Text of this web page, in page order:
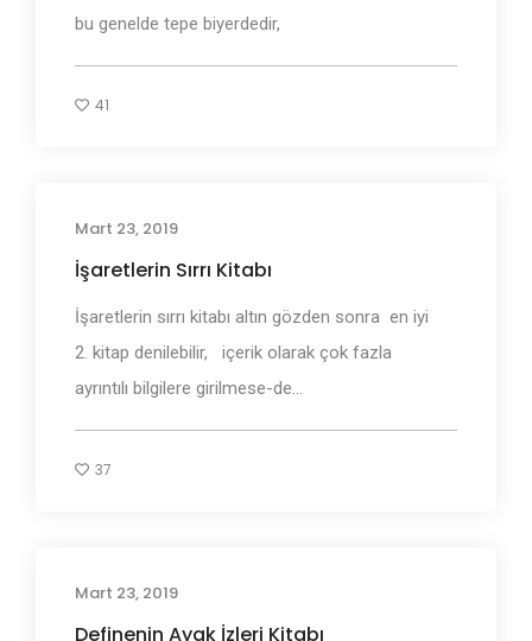
bu genelde tepe biyerdedir,
41
Mart 23, 2019
İşaretlerin Sırrı Kitabı
İşaretlerin sırrı kitabı altın gözden sonra en iyi
2. kitap denilebilir, içerik olarak çok fazla
ayrıntılı bilgilere girilmese-de...
37
Mart 23, 2019
Definenin Ayak İzleri Kitabı